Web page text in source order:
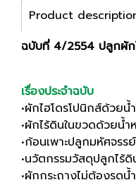
Product
ฉบับที่ 4/2554 ปลูกผัก
เรื่องประจำฉบับ
•ผักไฮโดรโปนิกส์ด้วย
•ผักไร้ดินในขวดด้วยน้
•ก้อนเพาะปลูกมหัศจรรย์
•นวัตกรรมวัสดุปลูกไร้ดิ
•ผักกระถางไม่ต้องรดน้ำ